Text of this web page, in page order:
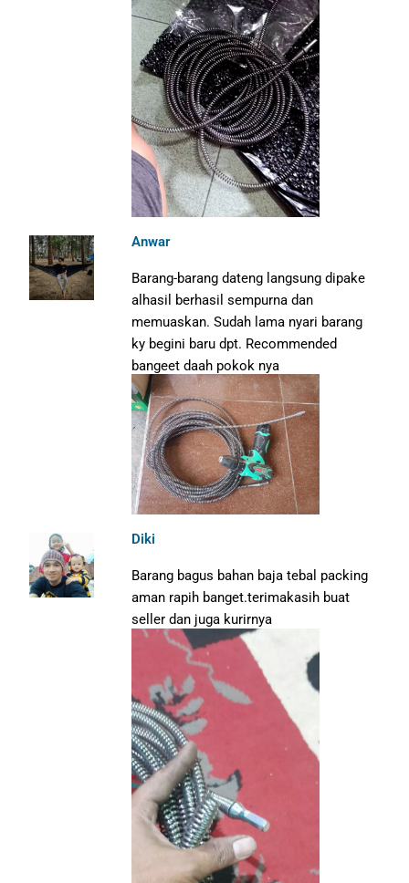
Anwar
Barang-barang dateng langsung dipake
alhasil berhasil sempurna dan
memuaskan. Sudah lama nyari barang
ky begini baru dpt. Recommended
bangeet daah pokok nya
Diki
Barang bagus bahan baja tebal packing
aman rapih banget.terimakasih buat
seller dan juga kurirnya